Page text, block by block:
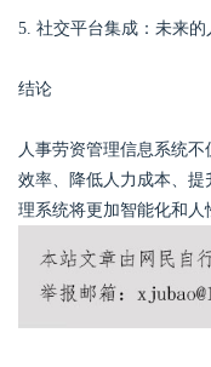
5. 社交平台集成：未来
结论
人事劳资管理信息系统
效率、降低人力成本、
理系统将更加智能化和